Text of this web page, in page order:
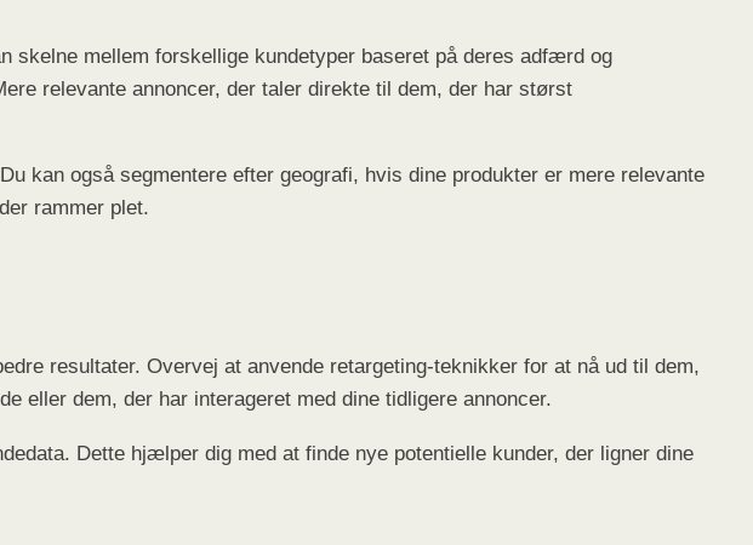
skelne mellem forskellige kundetyper baseret på deres adfærd og
relevante annoncer, der taler direkte til dem, der har størst
kan også segmentere efter geografi, hvis dine produkter er mere relevante
rammer plet.
resultater. Overvej at anvende retargeting-teknikker for at nå ud til dem,
eller dem, der har interageret med dine tidligere annoncer.
Dette hjælper dig med at finde nye potentielle kunder, der ligner dine